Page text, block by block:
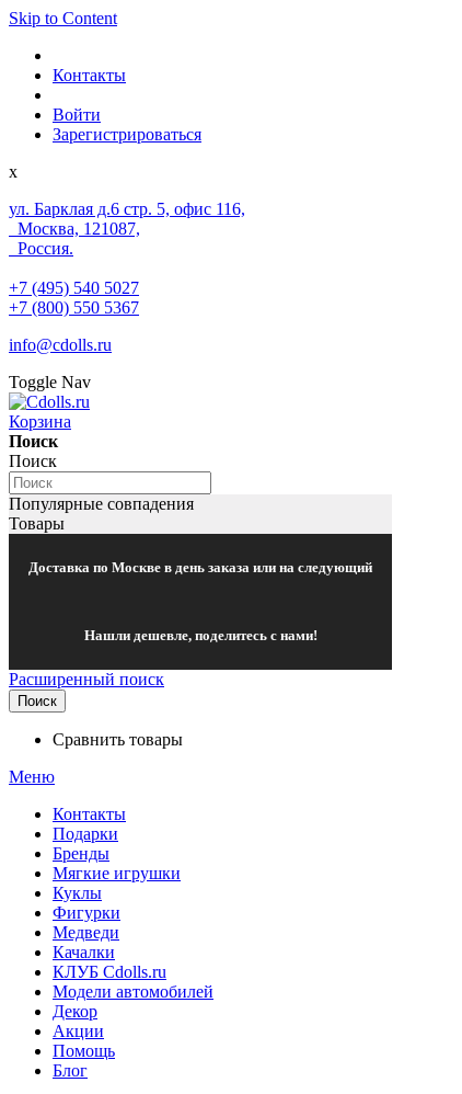
Skip to Content
Контакты
Войти
Зарегистрироваться
x
ул. Барклая д.6 стр. 5, офис 116,
Москва, 121087,
Россия.
+7 (495) 540 5027
+7 (800) 550 5367
info@cdolls.ru
Toggle Nav
Корзина
Поиск
Поиск
Популярные совпадения
Товары
Доставка по Москве в день заказа или на следующий
Нашли дешевле, поделитесь с нами!
Расширенный поиск
Поиск
Сравнить товары
Меню
Контакты
Подарки
Бренды
Мягкие игрушки
Куклы
Фигурки
Медведи
Качалки
КЛУБ Cdolls.ru
Модели автомобилей
Декор
Акции
Помощь
Блог